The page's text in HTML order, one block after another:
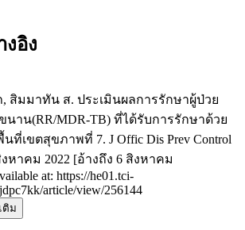
อิง
สิมมาทัน ส. ประเมินผลการรักษาผู้ป่วย
าน(RR/MDR-TB) ที่ได้รับการรักษาด้วย
ที่เขตสุขภาพที่ 7. J Offic Dis Prev Control
หาคม 2022 [อ้างถึง 6 สิงหาคม
at: https://he01.tci-
article/view/256144
ติม